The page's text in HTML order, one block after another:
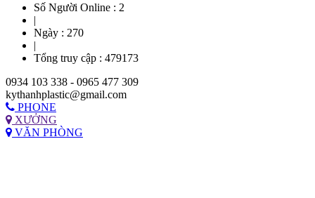
Số Người Online : 2
|
Ngày : 270
|
Tổng truy cập : 479173
0934 103 338 - 0965 477 309
kythanhplastic@gmail.com
PHONE
XƯỞNG
VĂN PHÒNG